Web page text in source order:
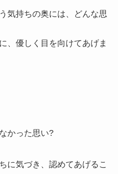
気持ちの奥には、どんな思
、優しく目を向けてあげま
かった思い?
に気づき、認めてあげるこ